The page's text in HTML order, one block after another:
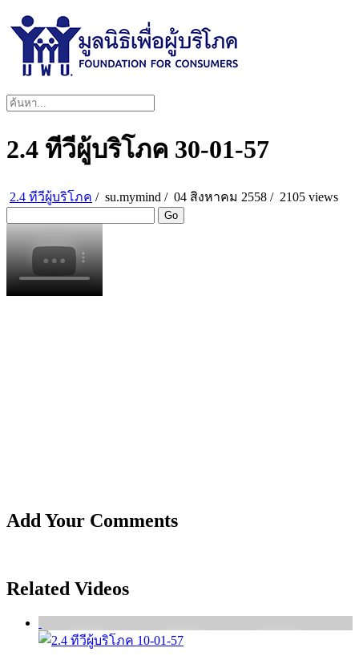
2.4 ทีวีผู้บริโภค 30-01-57
2.4 ทีวีผู้บริโภค / su.mymind / 04 สิงหาคม 2558 / 2105 views
Go
Add Your Comments
Related Videos